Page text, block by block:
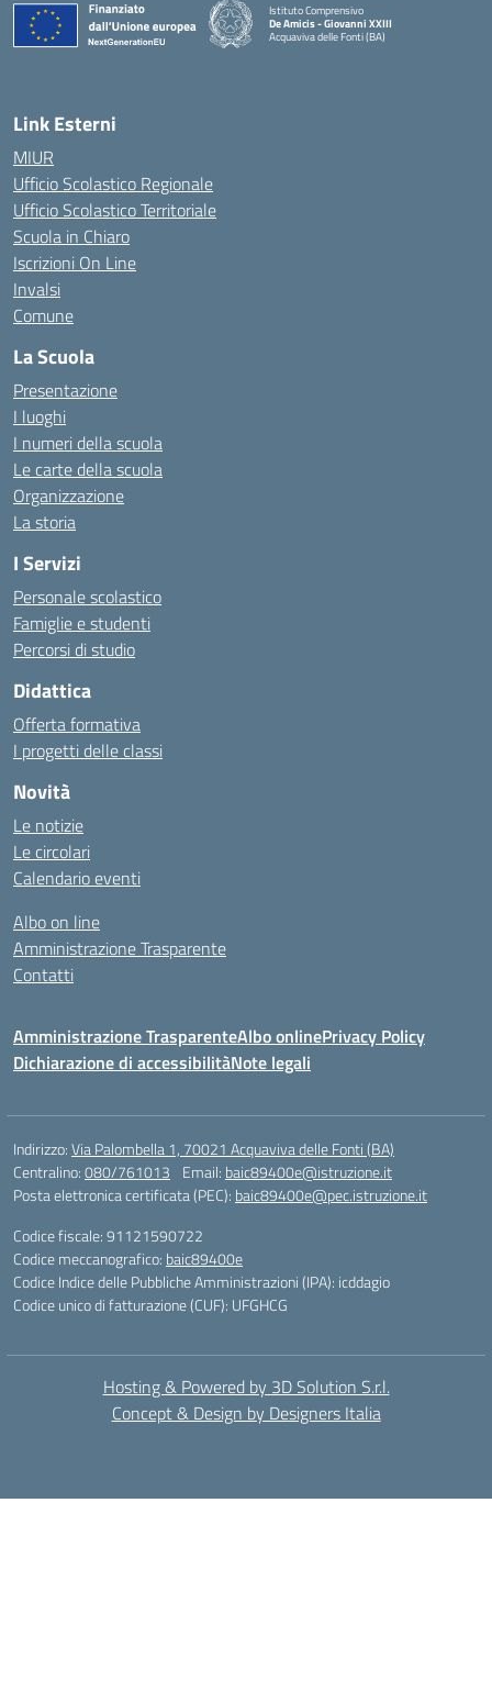
Istituto Comprensivo
De Amicis - Giovanni XXIII
Acquaviva delle Fonti (BA)
— Visita la pagina iniziale della scuola
Link Esterni
MIUR
Ufficio Scolastico Regionale
Ufficio Scolastico Territoriale
Scuola in Chiaro
Iscrizioni On Line
Invalsi
Comune
La Scuola
Presentazione
I luoghi
I numeri della scuola
Le carte della scuola
Organizzazione
La storia
I Servizi
Personale scolastico
Famiglie e studenti
Percorsi di studio
Didattica
Offerta formativa
I progetti delle classi
Novità
Le notizie
Le circolari
Calendario eventi
Albo on line
Amministrazione Trasparente
Contatti
Amministrazione TrasparenteAlbo onlinePrivacy Policy
Dichiarazione di accessibilitàNote legali
Indirizzo:Via Palombella 1, 70021 Acquaviva delle Fonti (BA)
Centralino:080/761013 Email: baic89400e@istruzione.it
Posta elettronica certificata (PEC): baic89400e@pec.istruzione.it
Codice fiscale: 91121590722
Codice meccanografico: baic89400e
Codice Indice delle Pubbliche Amministrazioni (IPA): icddagio
Codice unico di fatturazione (CUF): UFGHCG
Hosting & Powered by 3D Solution S.r.l.
Concept & Design by Designers Italia